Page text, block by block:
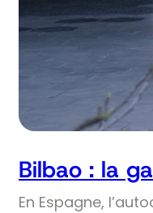
Bilbao : la
En Espagne,